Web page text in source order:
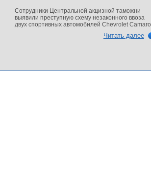
автомобилей Chevrolet Camaro
Сотрудники Центральной акцизной таможни
выявили преступную схему незаконного ввоза
двух спортивных автомобилей Chevrolet Camaro
Читать далее